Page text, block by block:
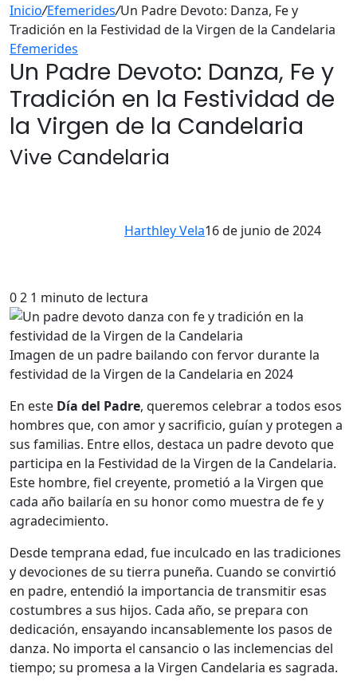
Inicio/Efemerides/Un Padre Devoto: Danza, Fe y
Tradición en la Festividad de la Virgen de la Candelaria
Efemerides
Un Padre Devoto: Danza, Fe y
Tradición en la Festividad de
la Virgen de la Candelaria
Vive Candelaria
Harthley Vela16 de junio de 2024
02 1 minuto de lectura
Imagen de un padre bailando con fervor durante la
festividad de la Virgen de la Candelaria en 2024
En este Día del Padre, queremos celebrar a todos esos
hombres que, con amor y sacrificio, guían y protegen a
sus familias. Entre ellos, destaca un padre devoto que
participa en la Festividad de la Virgen de la Candelaria.
Este hombre, fiel creyente, prometió a la Virgen que
cada año bailaría en su honor como muestra de fe y
agradecimiento.
Desde temprana edad, fue inculcado en las tradiciones
y devociones de su tierra puneña. Cuando se convirtió
en padre, entendió la importancia de transmitir esas
costumbres a sus hijos. Cada año, se prepara con
dedicación, ensayando incansablemente los pasos de
danza. No importa el cansancio o las inclemencias del
tiempo; su promesa a la Virgen Candelaria es sagrada.